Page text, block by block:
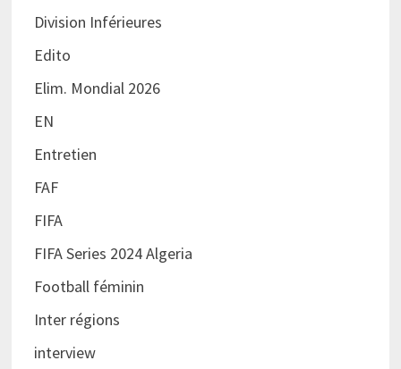
Division Inférieures
Edito
Elim. Mondial 2026
EN
Entretien
FAF
FIFA
FIFA Series 2024 Algeria
Football féminin
Inter régions
interview